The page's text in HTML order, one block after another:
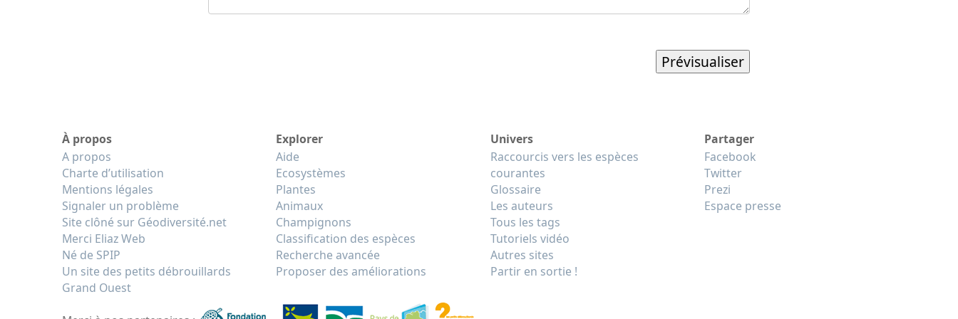
À propos
A propos
Charte d’utilisation
Mentions légales
Signaler un problème
Site clôné sur Géodiversité.net
Merci Eliaz Web
Né de SPIP
Un site des petits débrouillards
Grand Ouest
Explorer
Aide
Ecosystèmes
Plantes
Animaux
Champignons
Classification des espèces
Recherche avancée
Proposer des améliorations
Univers
Raccourcis vers les espèces
courantes
Glossaire
Les auteurs
Tous les tags
Tutoriels vidéo
Autres sites
Partir en sortie !
Partager
Facebook
Twitter
Prezi
Espace presse